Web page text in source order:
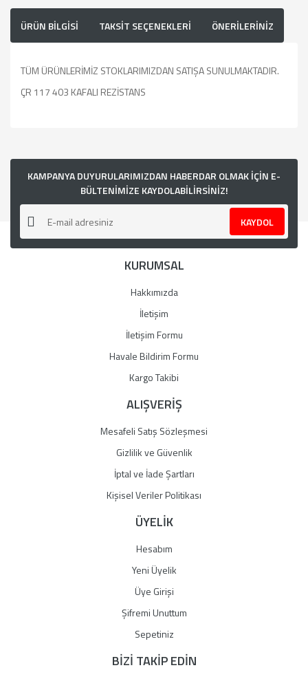
ÜRÜN BİLGİSİ TAKSİT SEÇENEKLERİ ÖNERİLERİNİZ
TÜM ÜRÜNLERİMİZ STOKLARIMIZDAN SATIŞA SUNULMAKTADIR.
ÇR 117 403 KAFALI REZİSTANS
kullanarak tarafımıza iletebilirsiniz.
Görüş ve önerileriniz için teşekkür ederiz.
Ürün resmi kalitesiz, bozuk veya görüntülenemiyor.
Ürün açıklamasında eksik bilgiler bulunuyor.
Ürün bilgilerinde hatalar bulunuyor.
Ürün fiyatı diğer sitelerden daha pahalı.
Gönder
KAMPANYA DUYURULARIMIZDAN HABERDAR OLMAK İÇİN E-
BÜLTENİMİZE KAYDOLABİLİRSİNİZ!
KAYDOL
KURUMSAL
Hakkımızda
İletişim
İletişim Formu
Havale Bildirim Formu
Kargo Takibi
ALIŞVERİŞ
Mesafeli Satış Sözleşmesi
Gizlilik ve Güvenlik
İptal ve İade Şartları
Kişisel Veriler Politikası
ÜYELİK
Hesabım
Yeni Üyelik
Üye Girişi
Şifremi Unuttum
Sepetiniz
BİZİ TAKİP EDİN